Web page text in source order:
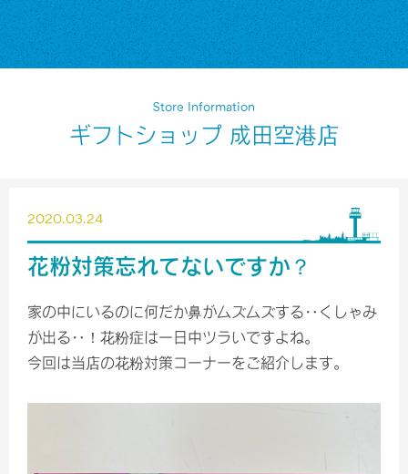
Store Information
ギフトショップ 成田空港店
2020.03.24
花粉対策忘れてないですか？
家の中にいるのに何だか鼻がムズムズする‥くしゃみ
が出る‥！花粉症は一日中ツラいですよね。
今回は当店の花粉対策コーナーをご紹介します。